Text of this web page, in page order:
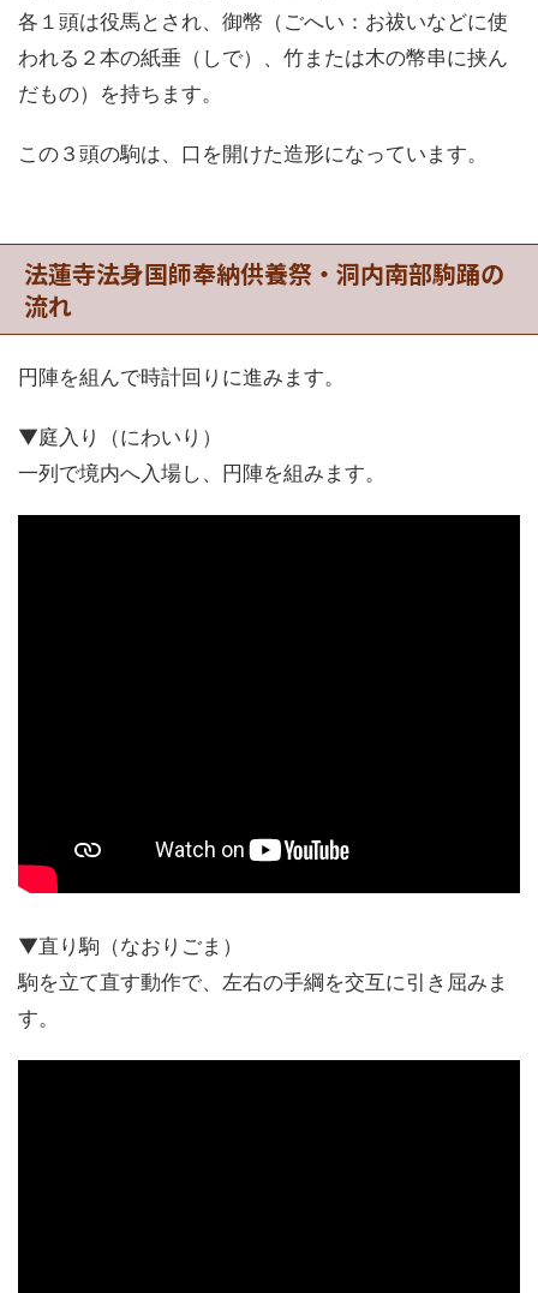
各１頭は役馬とされ、御幣（ごへい：お祓いなどに使
われる２本の紙垂（しで）、竹または木の幣串に挟ん
だもの）を持ちます。
この３頭の駒は、口を開けた造形になっています。
法蓮寺法身国師奉納供養祭・洞内南部駒踊の
流れ
円陣を組んで時計回りに進みます。
▼庭入り（にわいり）
一列で境内へ入場し、円陣を組みます。
▼直り駒（なおりごま）
駒を立て直す動作で、左右の手綱を交互に引き屈みま
す。